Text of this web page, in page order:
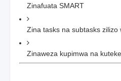
Zinafuata SMART
Zina tasks na subtasks zilizo
Zinaweza kupimwa na